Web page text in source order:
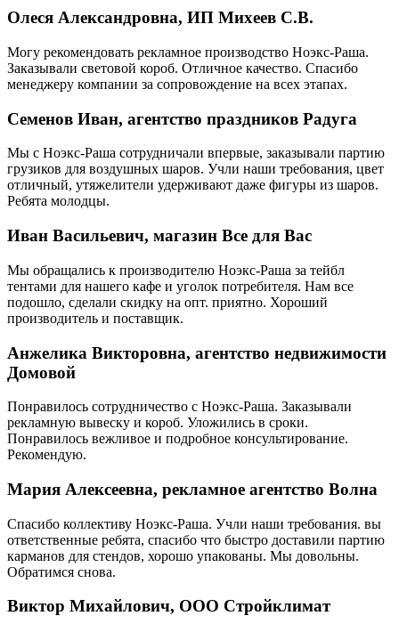
Олеся Александровна, ИП Михеев С.В.
Могу рекомендовать рекламное производство Ноэкс-Раша.
Заказывали световой короб. Отличное качество. Спасибо
менеджеру компании за сопровождение на всех этапах.
Семенов Иван, агентство праздников Радуга
Мы с Ноэкс-Раша сотрудничали впервые, заказывали партию
грузиков для воздушных шаров. Учли наши требования, цвет
отличный, утяжелители удерживают даже фигуры из шаров.
Ребята молодцы.
Иван Васильевич, магазин Все для Вас
Мы обращались к производителю Ноэкс-Раша за тейбл
тентами для нашего кафе и уголок потребителя. Нам все
подошло, сделали скидку на опт. приятно. Хороший
производитель и поставщик.
Анжелика Викторовна, агентство недвижимости
Домовой
Понравилось сотрудничество с Ноэкс-Раша. Заказывали
рекламную вывеску и короб. Уложились в сроки.
Понравилось вежливое и подробное консультирование.
Рекомендую.
Мария Алексеевна, рекламное агентство Волна
Спасибо коллективу Ноэкс-Раша. Учли наши требования. вы
ответственные ребята, спасибо что быстро доставили партию
карманов для стендов, хорошо упакованы. Мы довольны.
Обратимся снова.
Виктор Михайлович, ООО Стройклимат